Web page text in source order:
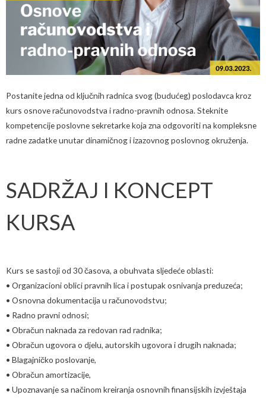
Postanite jedna od ključnih radnica svog (budućeg) poslodavca kroz
kurs osnove računovodstva i radno-pravnih odnosa. Steknite
kompetencije poslovne sekretarke koja zna odgovoriti na kompleksne
radne zadatke unutar dinamičnog i izazovnog poslovnog okruženja.
SADRŽAJ I KONCEPT
KURSA
Kurs se sastoji od 30 časova, a obuhvata sljedeće oblasti:
• Organizacioni oblici pravnih lica i postupak osnivanja preduzeća;
• Osnovna dokumentacija u računovodstvu;
• Radno pravni odnosi;
• Obračun naknada za redovan rad radnika;
• Obračun ugovora o djelu, autorskih ugovora i drugih naknada;
• Blagajničko poslovanje,
• Obračun amortizacije,
• Upoznavanje sa načinom kreiranja osnovnih finansijskih izvještaja